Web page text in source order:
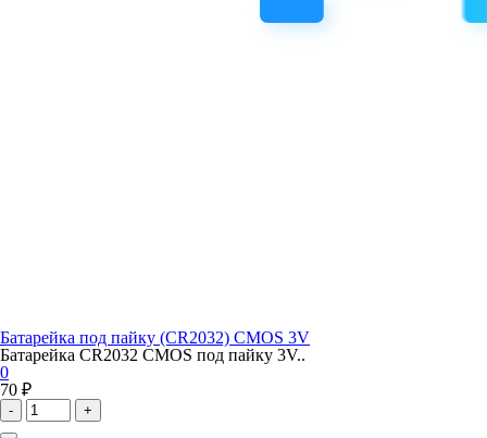
Батарейка под пайку (CR2032) CMOS 3V
Батарейка CR2032 CMOS под пайку 3V..
0
70 ₽
- +